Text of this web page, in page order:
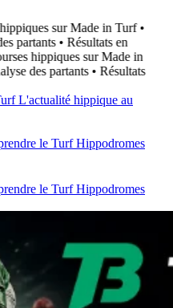
sur Made in Turf •
partants • Résultats en
hippiques sur Made in
des partants • Résultats
L'actualité hippique au
le TurfHippodromes
le TurfHippodromes